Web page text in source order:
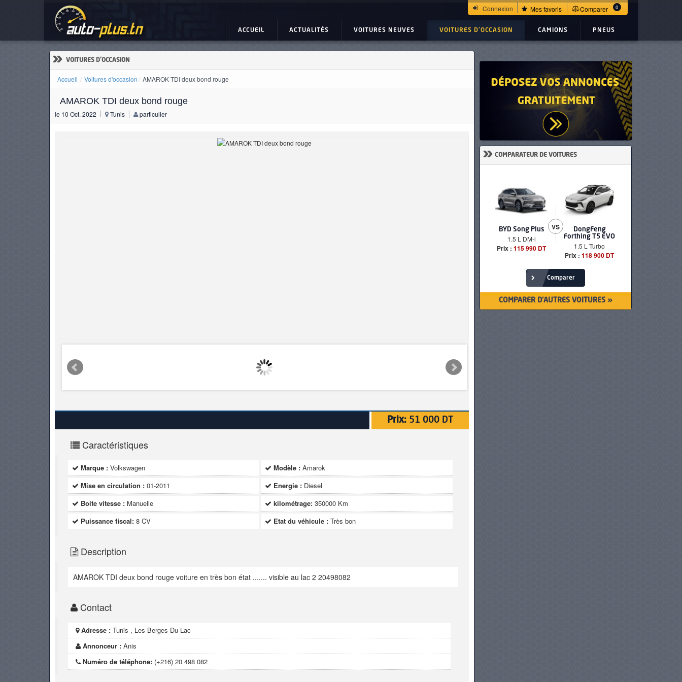
Connexion Mes favoris Comparer 0
ACCUEIL ACTUALITÉS VOITURES NEUVES VOITURES D'OCCASION CAMIONS PNEUS
» VOITURES D'OCCASION
Accueil Voitures d'occasion AMAROK TDI deux bond rouge
AMAROK TDI deux bond rouge
le 10 Oct. 2022 Tunis particulier
Prix: 51 000 DT
Caractéristiques
Marque : Volkswagen Modèle : Amarok
Mise en circulation : 01-2011 Energie : Diesel
Boite vitesse : Manuelle kilométrage: 350000 Km
Puissance fiscal: 8 CV Etat du véhicule : Très bon
Description
AMAROK TDI deux bond rouge voiture en très bon état ....... visible au lac 2 20498082
Contact
Adresse : Tunis , Les Berges Du Lac
Annonceur : Anis
Numéro de téléphone: (+216) 20 498 082
» COMPARATEUR DE VOITURES
BYD Song Plus
1.5 L DM-i
Prix : 115 990 DT
VS
DongFeng
Forthing T5 EVO
1.5 L Turbo
Prix : 118 900 DT
Comparer
COMPARER D'AUTRES VOITURES »
ACTUALITÉS